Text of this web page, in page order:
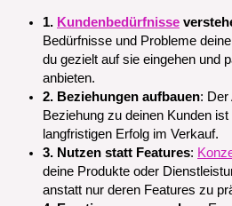
1. Kundenbedürfnisse
Bedürfnisse und Probleme
du gezielt auf sie eingehen und
anbieten.
2. Beziehungen aufbauen: Der
Beziehung zu deinen Kunden
langfristigen Erfolg im Verkauf.
3. Nutzen statt Features:
deine Produkte oder
anstatt nur deren Features zu